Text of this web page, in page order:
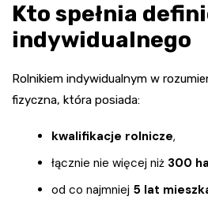
Kto spełnia
indywidualnego
Rolnikiem indywidualnym w
fizyczna, która posiada:
kwalifikacje rolnicze,
łącznie nie więcej niż 300
od co najmniej 5 lat